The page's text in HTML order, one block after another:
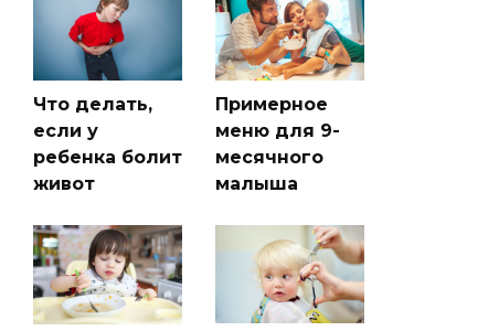
Что делать,
если у
ребенка болит
живот
Примерное
меню для 9-
месячного
малыша